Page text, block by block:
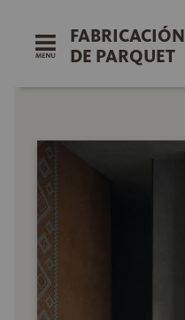
FABRICACIÓN
DE PARQUET